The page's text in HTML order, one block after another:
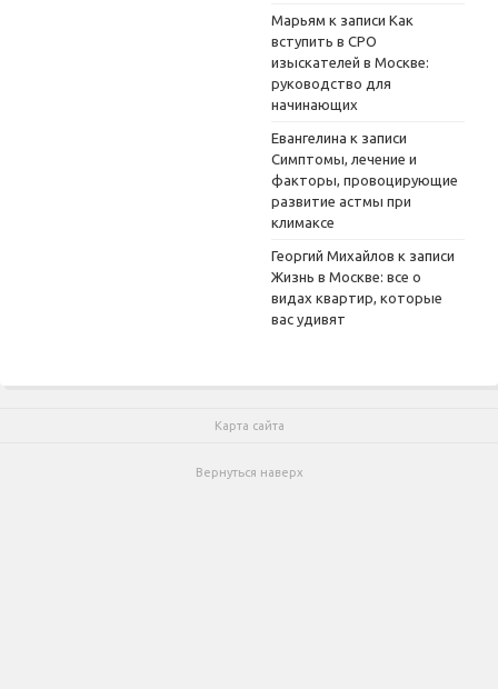
Марьям к записи Как
вступить в СРО
изыскателей в Москве:
руководство для
начинающих
Евангелина к записи
Симптомы, лечение и
факторы, провоцирующие
развитие астмы при
климаксе
Георгий Михайлов к записи
Жизнь в Москве: все о
видах квартир, которые
вас удивят
Карта сайта
Вернуться наверх